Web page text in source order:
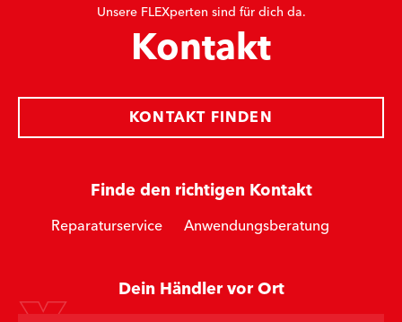
Unsere FLEXperten sind für dich da.
Kontakt
Finde den richtigen Kontakt
Reparaturservice Anwendungsberatung
KONTAKT FINDEN
Dein Händler vor Ort